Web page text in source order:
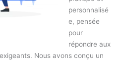
personnalisé
e, pensée
pour
répondre aux
Nous avons conçu un